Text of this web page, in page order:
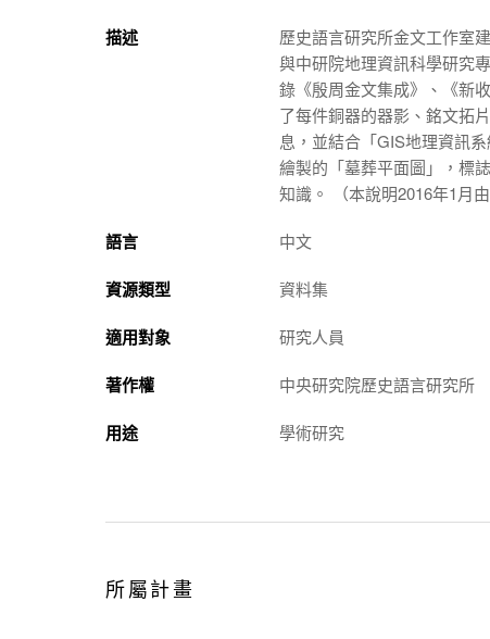
描述
歷史語言研究所金文工作室
與中研院地理資訊科學研究
錄《殷周金文集成》、《新
了每件銅器的器影、銘文拓片
息，並結合「GIS地理資訊
繪製的「墓葬平面圖」，標
知識。 （本說明2016年1月由
語言 中文
資源類型 資料集
適用對象 研究人員
著作權 中央研究院歷史語言研究所
用途 學術研究
所屬計畫